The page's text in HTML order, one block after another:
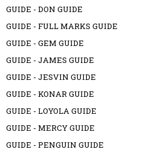
GUIDE - DON GUIDE
GUIDE - FULL MARKS GUIDE
GUIDE - GEM GUIDE
GUIDE - JAMES GUIDE
GUIDE - JESVIN GUIDE
GUIDE - KONAR GUIDE
GUIDE - LOYOLA GUIDE
GUIDE - MERCY GUIDE
GUIDE - PENGUIN GUIDE